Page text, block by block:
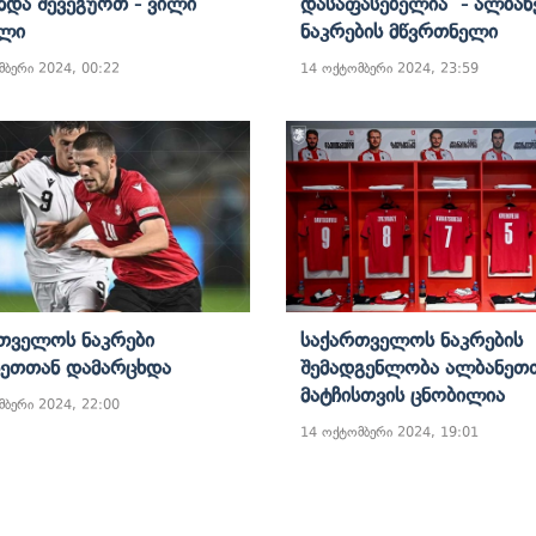
2024, 00:22
Ნაკრების Მწვრთნელი
14 ოქტომბერი 2024, 23:59
Ნაკრები
Დამარცხდა
2024, 22:00
Საქართველოს Ნაკრების
Შემადგენლობა
Მატჩისთვის Ცნობილია
14 ოქტომბერი 2024, 19:01